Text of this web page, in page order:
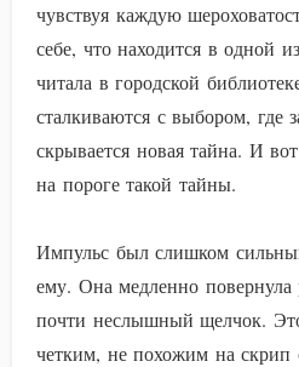
чувствуя каждую
себе, что находится в одной
читала в городской
сталкиваются с выбором, где
скрывается новая тайна. И
на пороге такой тайны.
Импульс был слишком
ему. Она медленно повернула
почти неслышный щелчок.
четким, не похожим на скрип